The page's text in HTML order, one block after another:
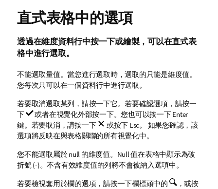
直式表格中的選項
透過在維度資料行中按一下或繪製，可以在直式表
格中進行選取。
不能選取量值。當您進行選取時，選取的只能是維度值。
您每次只可以在一個資料行中進行選取。
若要取消選取某列，請按一下它。若要確認選項，請按一
下
或者在視覺化外部按一下。您也可以按一下 Enter
鍵。若要取消，請按一下
或按下 Esc。 如果您確認，該
選項將反映在與表格關聯的所有視覺化中。
您不能選取屬於null 的維度值。Null 值在表格中顯示為破
折號 (-)。不含有效維度值的列將不會被納入選項中。
若要檢視套用於欄的選項，請按一下欄標頭中的
，或按